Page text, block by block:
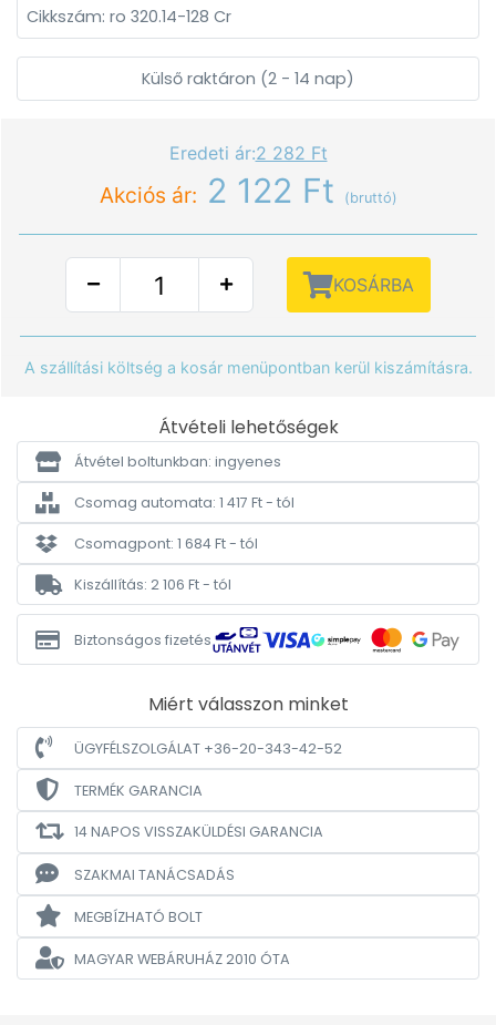
Cikkszám: ro 320.14-128 Cr
Külső raktáron (2 - 14 nap)
Eredeti ár:2 282 Ft
Akciós ár: 2 122 Ft (bruttó)
KOSÁRBA
A szállítási költség a kosár menüpontban kerül kiszámításra.
Átvételi lehetőségek
Átvétel boltunkban: ingyenes
Csomag automata: 1 417 Ft - tól
Csomagpont: 1 684 Ft - tól
Kiszállítás: 2 106 Ft - tól
Biztonságos fizetés
Miért válasszon minket
ÜGYFÉLSZOLGÁLAT +36-20-343-42-52
TERMÉK GARANCIA
14 NAPOS VISSZAKÜLDÉSI GARANCIA
SZAKMAI TANÁCSADÁS
MEGBÍZHATÓ BOLT
MAGYAR WEBÁRUHÁZ2010 ÓTA